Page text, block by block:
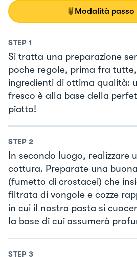
Modalità passo
STEP 1
Si tratta una preparazione
poche regole, prima fra
ingredienti di ottima qualità:
fresco è alla base della
piatto!
STEP 2
In secondo luogo, realizzare
cottura. Preparate una
(fumetto di crostacei) che
filtrata di vongole e cozze
in cui il nostra pasta si
la base di cui assumerà
STEP 3